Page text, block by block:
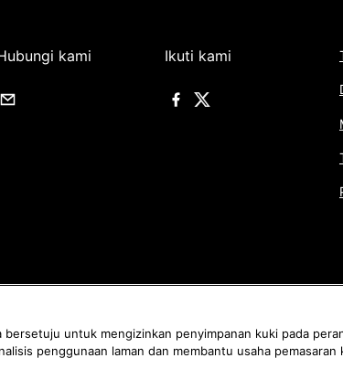
kami Ikuti kami
bersetuju untuk mengizinkan penyimpanan kuki pada
penggunaan laman dan membantu usaha pemasaran